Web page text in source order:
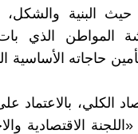
البنية
المواطن الذي
حاجاته الأساسية
الكلي، بالاعتماد
الاقتصادية